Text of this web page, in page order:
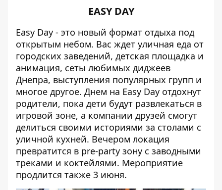
EASY DAY
Easy Day - это новый формат отдыха под
открытым небом. Вас ждет уличная еда от
городских заведений, детская площадка и
анимация, сеты любимых диджеев
Днепра, выступления популярных групп и
многое другое. Днем на Easy Day отдохнут
родители, пока дети будут развлекаться в
игровой зоне, а компании друзей смогут
делиться своими историями за столами с
уличной кухней. Вечером локация
превратится в pre-party зону с заводными
треками и коктейлями. Мероприятие
продлится также 3 июня.